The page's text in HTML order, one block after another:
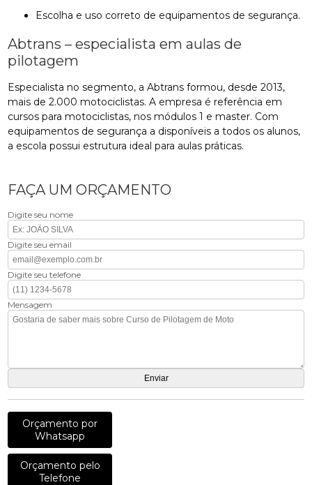
Escolha e uso correto de equipamentos de segurança.
Abtrans – especialista em aulas de
pilotagem
Especialista no segmento, a Abtrans formou, desde 2013,
mais de 2.000 motociclistas. A empresa é referência em
cursos para motociclistas, nos módulos 1 e master. Com
equipamentos de segurança a disponíveis a todos os alunos,
a escola possui estrutura ideal para aulas práticas.
FAÇA UM ORÇAMENTO
Digite seu nome
Digite seu email
Digite seu telefone
Mensagem
Orçamento por
Whatsapp
Orçamento pelo
Telefone